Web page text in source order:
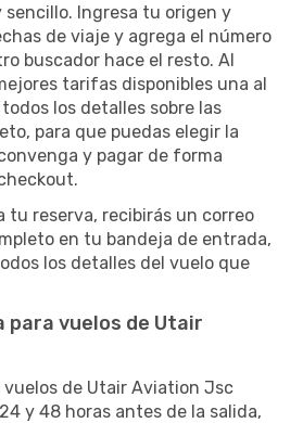
sencillo. Ingresa tu origen y
de viaje y agrega el número
buscador hace el resto. Al
tarifas disponibles una al
los detalles sobre las
para que puedas elegir la
y pagar de forma
tu reserva, recibirás un correo
en tu bandeja de entrada,
los detalles del vuelo que
para vuelos de Utair
vuelos de Utair Aviation Jsc
y 48 horas antes de la salida,